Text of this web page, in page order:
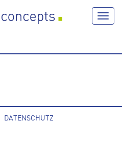
DATENSCHUTZ